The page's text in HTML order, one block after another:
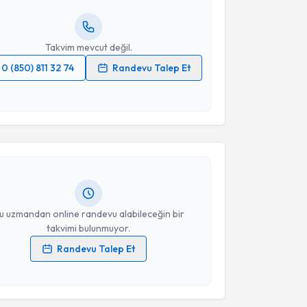
Takvim mevcut değil.
0 (850) 811 32 74
Randevu Talep Et
uzmandan online randevu alabileceğin bir
takvimi bulunmuyor.
Randevu Talep Et
için randevu takvimi talebi oluşturun. Size bu
almanız için bir takvim hazırlandığında e-
verilerimin işlenmesine ilişkinAydınlatma Metni
Talebi